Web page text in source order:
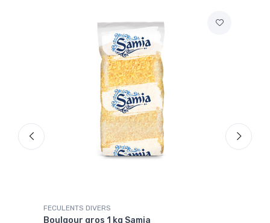
FECULENTS DIVERS
Boulgour gros 1 kg Samia